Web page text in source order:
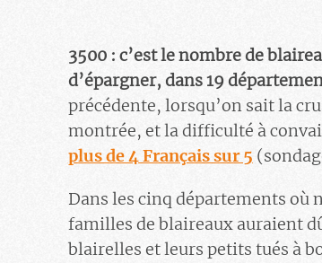
3500 : c’est le nombre de
d’épargner, dans 19
précédente, lorsqu’on sait la
montrée, et la difficulté à
plus de 4 Français sur 5
Dans les cinq départements où
familles de blaireaux auraient
blairelles et leurs petits tués à